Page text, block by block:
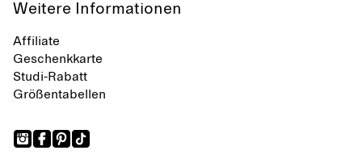
Weitere Informationen
Affiliate
Geschenkkarte
Studi-Rabatt
Größentabellen